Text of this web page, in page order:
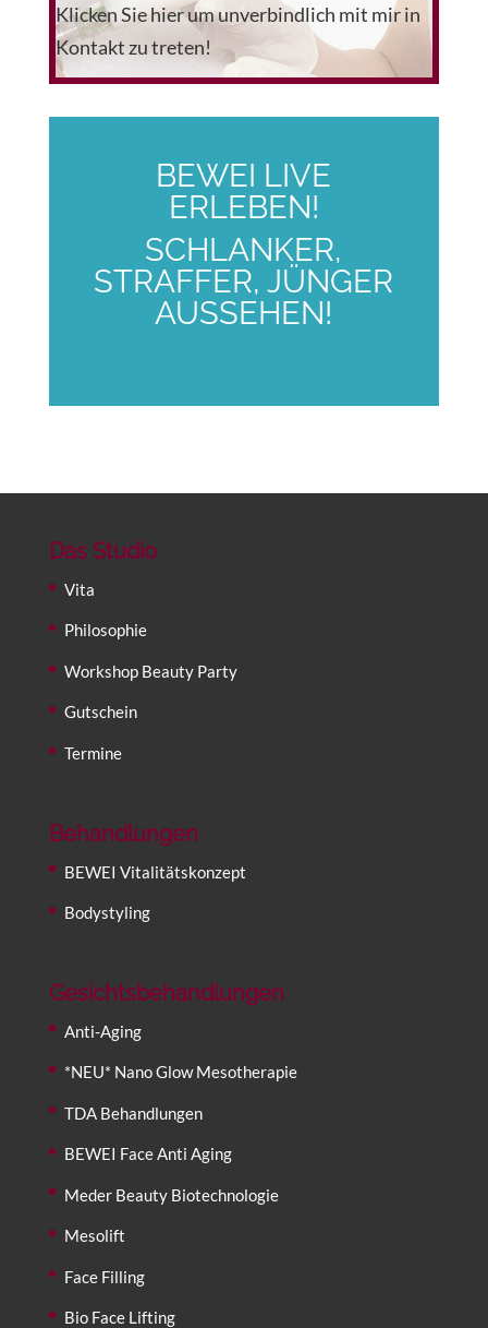
Klicken Sie hier um unverbindlich mit mir in
Kontakt zu treten!
BEWEI LIVE
ERLEBEN!
SCHLANKER,
STRAFFER, JÜNGER
AUSSEHEN!
Das Studio
Vita
Philosophie
Workshop Beauty Party
Gutschein
Termine
Behandlungen
BEWEI Vitalitätskonzept
Bodystyling
Gesichtsbehandlungen
Anti-Aging
*NEU* Nano Glow Mesotherapie
TDA Behandlungen
BEWEI Face Anti Aging
Meder Beauty Biotechnologie
Mesolift
Face Filling
Bio Face Lifting